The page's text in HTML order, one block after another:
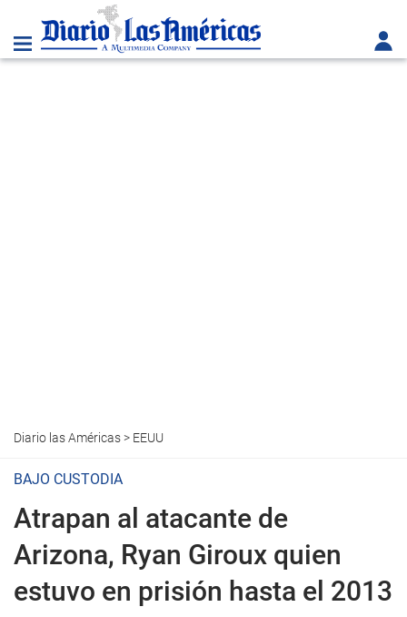
Diario las Américas> EEUU
BAJO CUSTODIA
Atrapan al atacante de
Arizona, Ryan Giroux quien
estuvo en prisión hasta el 2013